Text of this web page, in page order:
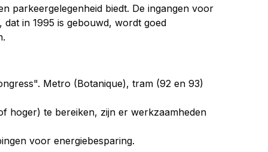
parkeergelegenheid biedt. De ingangen voor
in 1995 is gebouwd, wordt goed
Metro (Botanique), tram (92 en 93)
hoger) te bereiken, zijn er werkzaamheden
voor energiebesparing.